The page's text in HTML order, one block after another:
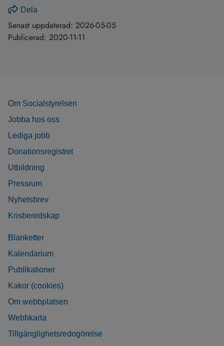
Dela
Senast uppdaterad: 2026-05-05
Publicerad: 2020-11-11
Om Socialstyrelsen
Jobba hos oss
Lediga jobb
Donationsregistret
Utbildning
Pressrum
Nyhetsbrev
Krisberedskap
Blanketter
Kalendarium
Publikationer
Kakor (cookies)
Om webbplatsen
Webbkarta
Tillgänglighetsredogörelse